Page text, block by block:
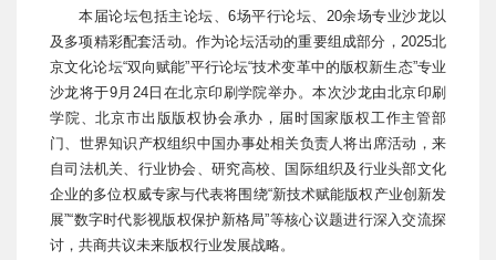
本届论坛包括主论坛、6场平行论坛、20余场专业沙龙以
及多项精彩配套活动。作为论坛活动的重要组成部分，2025北
京文化论坛“双向赋能”平行论坛“技术变革中的版权新生态”专业
沙龙将于9月24日在北京印刷学院举办。本次沙龙由北京印刷
学院、北京市出版版权协会承办，届时国家版权工作主管部
门、世界知识产权组织中国办事处相关负责人将出席活动，来
自司法机关、行业协会、研究高校、国际组织及行业头部文化
企业的多位权威专家与代表将围绕“新技术赋能版权产业创新发
展”“数字时代影视版权保护新格局”等核心议题进行深入交流探
讨，共商共议未来版权行业发展战略。